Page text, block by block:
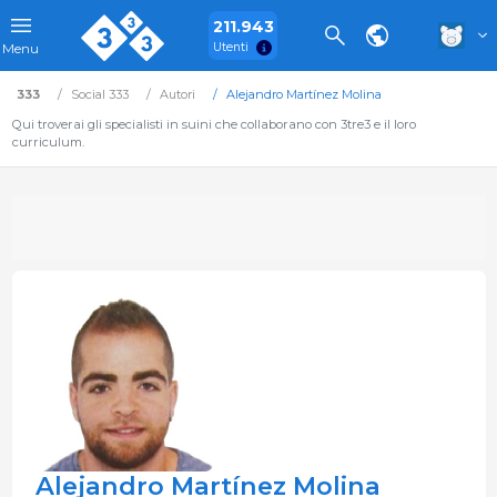
Menu
211.943
Utenti
333 Social 333 Autori
Alejandro Martínez Molina
Qui troverai gli specialisti in suini che collaborano con 3tre3 e il loro
curriculum.
Alejandro Martínez Molina